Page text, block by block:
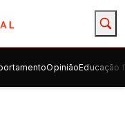
OpiniãoEducação